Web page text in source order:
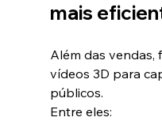
mais
Além das vendas,
vídeos 3D para
públicos.
Entre eles: